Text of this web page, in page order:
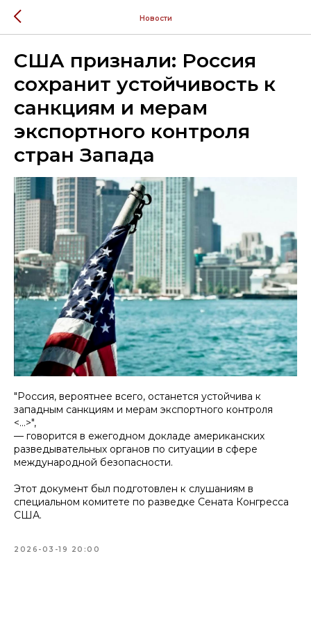
Новости
США признали: Россия
сохранит устойчивость к
санкциям и мерам
экспортного контроля
стран Запада
"Россия, вероятнее всего, останется устойчива к
западным санкциям и мерам экспортного контроля
<...>",
— говорится в ежегодном докладе американских
разведывательных органов по ситуации в сфере
международной безопасности.
Этот документ был подготовлен к слушаниям в
специальном комитете по разведке Сената Конгресса
США.
2026-03-19 20:00